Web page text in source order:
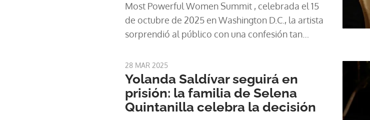
Most Powerful Women Summit , celebrada el 15
de octubre de 2025 en Washington D.C., la artista
sorprendió al público con una confesión tan
28 MAR 2025
Yolanda Saldívar seguirá en
prisión: la familia de Selena
Quintanilla celebra la decisión